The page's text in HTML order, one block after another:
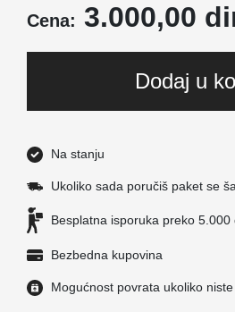
Cena: 3.000,00
Dodaj u
Na stanju
Ukoliko sada poručiš paket se
Besplatna isporuka preko 5.000
Bezbedna kupovina
Mogućnost povrata ukoliko